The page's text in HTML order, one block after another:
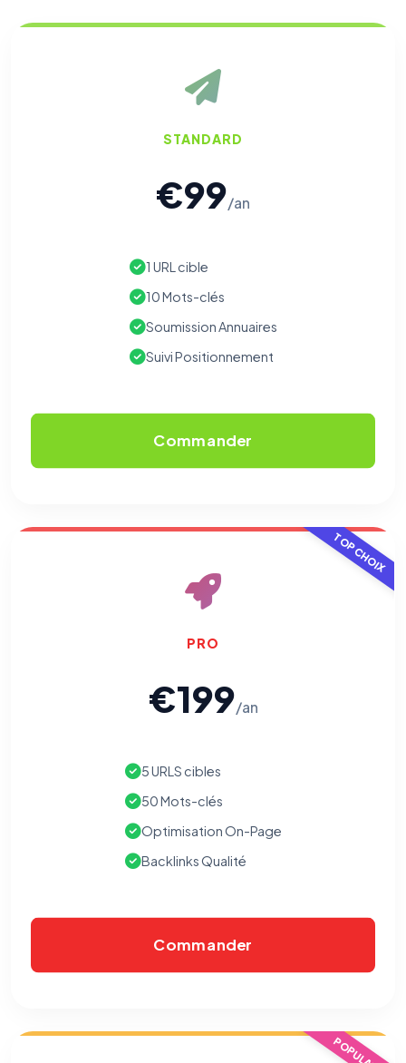
STANDARD
€99/an
1 URL cible
10 Mots-clés
Soumission Annuaires
Suivi Positionnement
Commander
TOP CHOIX
PRO
€199/an
5 URLS cibles
50 Mots-clés
Optimisation On-Page
Backlinks Qualité
Commander
⚙️
Cookies essentiels TOUJOURS ACTIF